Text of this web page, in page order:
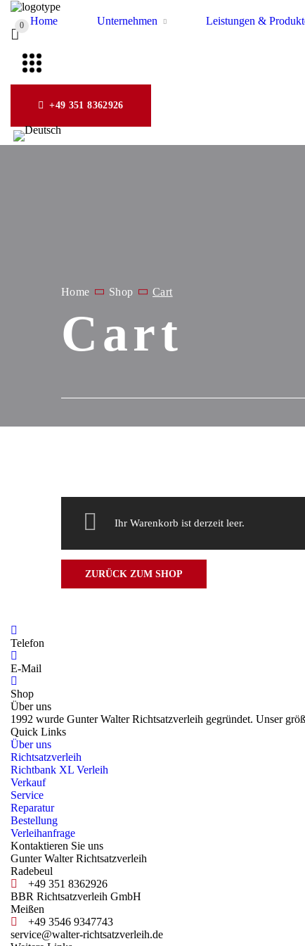
Home Unternehmen Leistungen &
0
+49 351 8362926
Home Shop Cart
Cart
Ihr Warenkorb ist derzeit leer.
ZURÜCK ZUM SHOP
Telefon
E-Mail
Shop
Über uns
1992 wurde Gunter Walter Richtsatzverleih gegründet. Unser
Quick Links
Über uns
Richtsatzverleih
Richtbank XL Verleih
Verkauf
Service
Reparatur
Bestellung
Verleihanfrage
Kontaktieren Sie uns
Gunter Walter Richtsatzverleih
Radebeul
+49 351 8362926
BBR Richtsatzverleih GmbH
Meißen
+49 3546 9347743
service@walter-richtsatzverleih.de